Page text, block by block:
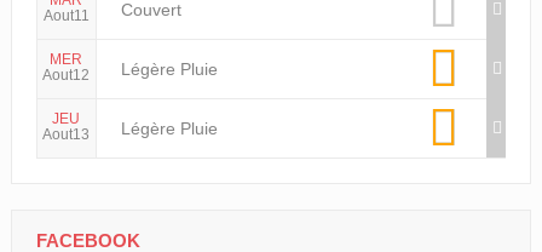
Aout11
Couvert
MER
Aout12
Légère Pluie
JEU
Aout13
Légère Pluie
FACEBOOK